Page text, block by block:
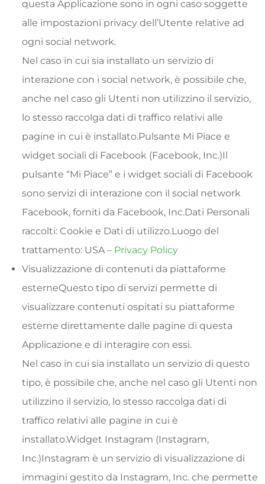
questa Applicazione sono in ogni caso soggette
alle impostazioni privacy dell’Utente relative ad
ogni social network.
Nel caso in cui sia installato un servizio di
interazione con i social network, è possibile che,
anche nel caso gli Utenti non utilizzino il servizio,
lo stesso raccolga dati di traffico relativi alle
pagine in cui è installato.Pulsante Mi Piace e
widget sociali di Facebook (Facebook, Inc.)Il
pulsante “Mi Piace” e i widget sociali di Facebook
sono servizi di interazione con il social network
Facebook, forniti da Facebook, Inc.Dati Personali
raccolti: Cookie e Dati di utilizzo.Luogo del
trattamento: USA – Privacy Policy
Visualizzazione di contenuti da piattaforme
esterneQuesto tipo di servizi permette di
visualizzare contenuti ospitati su piattaforme
esterne direttamente dalle pagine di questa
Applicazione e di interagire con essi.
Nel caso in cui sia installato un servizio di questo
tipo, è possibile che, anche nel caso gli Utenti non
utilizzino il servizio, lo stesso raccolga dati di
traffico relativi alle pagine in cui è
installato.Widget Instagram (Instagram,
Inc.)Instagram è un servizio di visualizzazione di
immagini gestito da Instagram, Inc. che permette